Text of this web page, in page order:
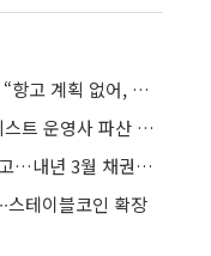
회생법원 ‘기피 신청’ 기각에…델리오 “항고 계획 없어, 파산 기각 기대 중”
법원, ‘1조4000억 코인 사기’ 하루인베스트 운영사 파산 선고
하루 관계사에 이어 델리오도 파산 선고…내년 3월 채권자집회
스테이블코인 확장